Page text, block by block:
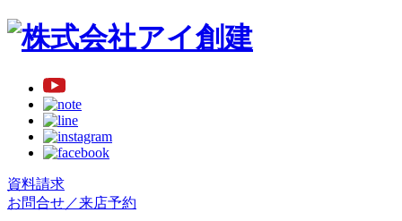
資料請求
お問合せ／来店予約